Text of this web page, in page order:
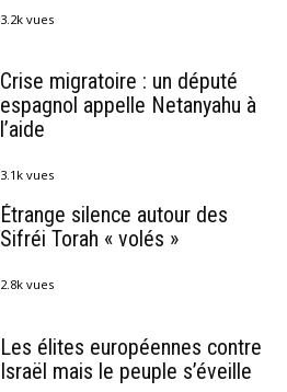
3.2k vues
Crise migratoire : un député
espagnol appelle Netanyahu à
l’aide
3.1k vues
Étrange silence autour des
Sifréi Torah « volés »
2.8k vues
Les élites européennes contre
Israël mais le peuple s’éveille